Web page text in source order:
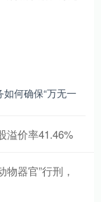
何确保“万无一
溢价率41.46%
器官”行刑，